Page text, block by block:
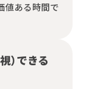
値ある時間で
）できる